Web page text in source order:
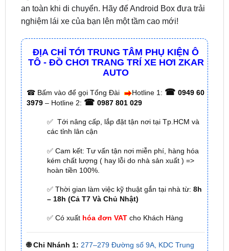
ĐỊA CHỈ TỚI TRUNG TÂM PHỤ KIỆN Ô
TÔ - ĐỒ CHƠI TRANG TRÍ XE HƠI ZKAR
☎Bấm vào để gọi Tổng Đài Hotline 1:☎ 0949 60
0987 801 029
✅ Tới nâng cấp, lắp đặt tận nơi tại Tp.HCM và
các tỉnh lân cận
✅ Cam kết: Tư vấn tận nơi miễn phí, hàng hóa
kém chất lượng ( hay lỗi do nhà sản xuất ) =>
✅ Thời gian làm việc kỹ thuật gắn tại nhà từ:8h
– 18h (Cả T7 Và Chủ Nhật)
✅ Có xuấthóa đơn VATcho Khách Hàng
🌐 Chi Nhánh 1: 277–279 Đường số 9A, KDC Trung